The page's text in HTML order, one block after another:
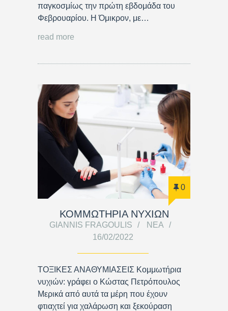
παγκοσμίως την πρώτη εβδομάδα του
Φεβρουαρίου. Η Όμικρον, με…
read more
0
ΚΟΜΜΩΤΗΡΙΑ ΝΥΧΙΩΝ
GIANNIS FRAGOULIS
ΝΈΑ
16/02/2022
ΤΟΞΙΚΕΣ ΑΝΑΘΥΜΙΑΣΕΙΣ Κομμωτήρια
νυχιών: γράφει ο Κώστας Πετρόπουλος
Μερικά από αυτά τα μέρη που έχουν
φτιαχτεί για χαλάρωση και ξεκούραση